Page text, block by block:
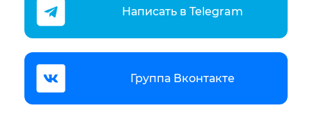
Написать в Telegram
Группа Вконтакте